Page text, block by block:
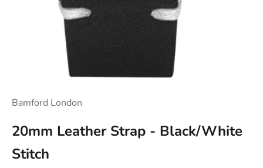
Bamford London
20mm Leather Strap - Black/White
Stitch